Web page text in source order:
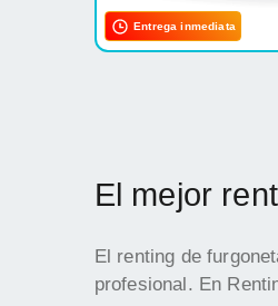
Entrega inmediata
El mejor
El renting de
profesional. En